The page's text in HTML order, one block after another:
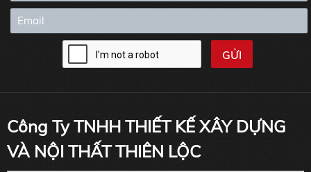
Công Ty TNHH THIẾT KẾ XÂY DỰNG
VÀ NỘI THẤT THIÊN LỘC